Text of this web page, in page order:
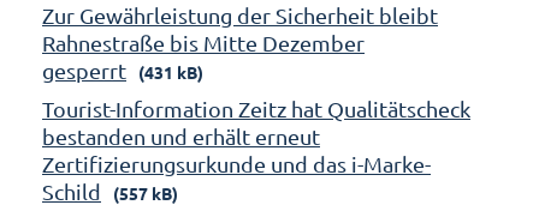
Zur Gewährleistung der Sicherheit bleibt
Rahnestraße bis Mitte Dezember
gesperrt
(431 kB)
Tourist-Information Zeitz hat Qualitätscheck
bestanden und erhält erneut
Zertifizierungsurkunde und das i-Marke-
Schild
(557 kB)